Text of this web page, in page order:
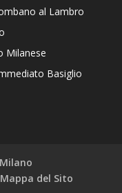
al Lambro
Milanese
Basiglio
Mappa del Sito